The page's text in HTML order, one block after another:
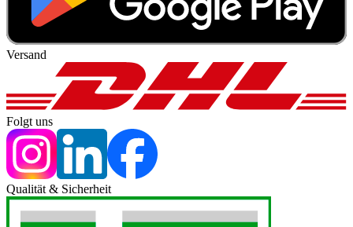
Versand
Folgt uns
Qualität & Sicherheit